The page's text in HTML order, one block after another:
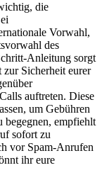
die
Vorwahl,
des
Anleitung sorgt
Sicherheit eurer
auftreten. Diese
um Gebühren
begegnen, empfiehlt
sofort zu
vor Spam-Anrufen
ihr eure